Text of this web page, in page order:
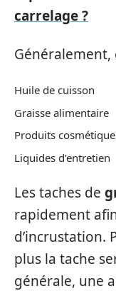
carrelage ?
Généralement,
Huile de cuisson
Graisse alimentaire
Produits
Liquides d’entretien
Les taches de
rapidement
d’incrustation.
plus la tache
générale, une